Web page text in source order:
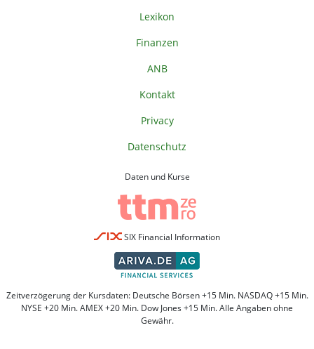
Lexikon
Finanzen
ANB
Kontakt
Privacy
Datenschutz
Daten und Kurse
SIX Financial Information
Zeitverzögerung der Kursdaten: Deutsche Börsen +15 Min. NASDAQ +15 Min.
NYSE +20 Min. AMEX +20 Min. Dow Jones +15 Min. Alle Angaben ohne
Gewähr.